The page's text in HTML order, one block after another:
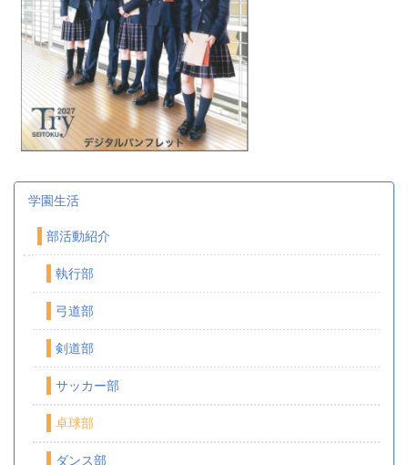
学園生活
部活動紹介
執行部
弓道部
剣道部
サッカー部
卓球部
ダンス部